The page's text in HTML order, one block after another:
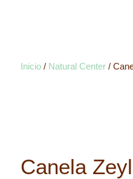
Inicio / Natural Center /
Canela